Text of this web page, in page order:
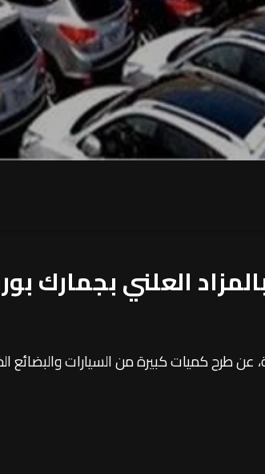
العلني بجمارك
عن طرح كميات كبيرة من السيارات والبضائع